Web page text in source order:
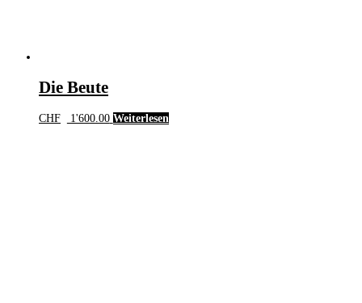
Die Beute
CHF 1'600.00 Weiterlesen